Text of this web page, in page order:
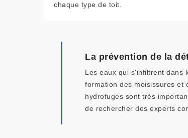
chaque type de toit.
La prévention de la
Les eaux qui s'infiltrent dans
formation des moisissures et
hydrofuges sont très
de rechercher des experts